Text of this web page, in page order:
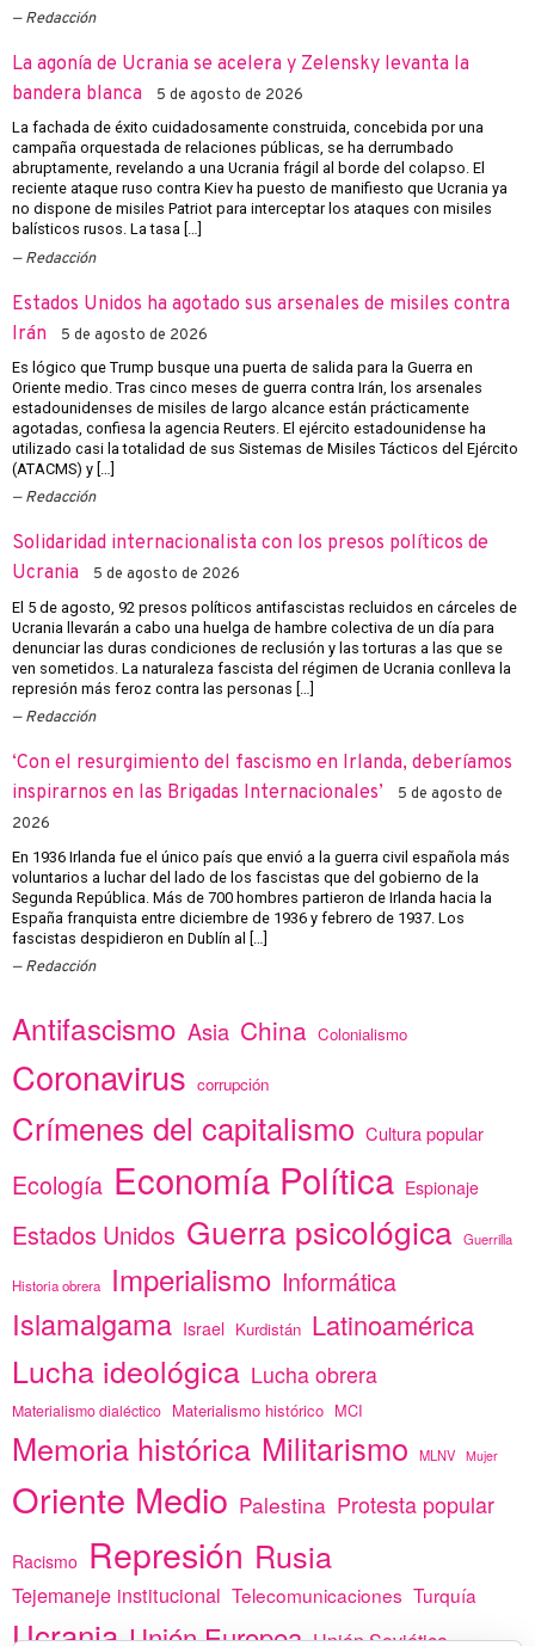
Redacción
La agonía de Ucrania se acelera y Zelensky levanta la
bandera blanca
5 de agosto de 2026
La fachada de éxito cuidadosamente construida, concebida por una
campaña orquestada de relaciones públicas, se ha derrumbado
abruptamente, revelando a una Ucrania frágil al borde del colapso. El
reciente ataque ruso contra Kiev ha puesto de manifiesto que Ucrania ya
no dispone de misiles Patriot para interceptar los ataques con misiles
balísticos rusos. La tasa […]
Redacción
Estados Unidos ha agotado sus arsenales de misiles contra
Irán
5 de agosto de 2026
Es lógico que Trump busque una puerta de salida para la Guerra en
Oriente medio. Tras cinco meses de guerra contra Irán, los arsenales
estadounidenses de misiles de largo alcance están prácticamente
agotadas, confiesa la agencia Reuters. El ejército estadounidense ha
utilizado casi la totalidad de sus Sistemas de Misiles Tácticos del Ejército
(ATACMS) y […]
Redacción
Solidaridad internacionalista con los presos políticos de
Ucrania
5 de agosto de 2026
El 5 de agosto, 92 presos políticos antifascistas recluidos en cárceles de
Ucrania llevarán a cabo una huelga de hambre colectiva de un día para
denunciar las duras condiciones de reclusión y las torturas a las que se
ven sometidos. La naturaleza fascista del régimen de Ucrania conlleva la
represión más feroz contra las personas […]
Redacción
‘Con el resurgimiento del fascismo en Irlanda, deberíamos
inspirarnos en las Brigadas Internacionales’
5 de agosto de
2026
En 1936 Irlanda fue el único país que envió a la guerra civil española más
voluntarios a luchar del lado de los fascistas que del gobierno de la
Segunda República. Más de 700 hombres partieron de Irlanda hacia la
España franquista entre diciembre de 1936 y febrero de 1937. Los
fascistas despidieron en Dublín al […]
Redacción
Antifascismo Asia China Colonialismo
Coronavirus corrupción
Crímenes del capitalismo Cultura popular
Ecología Economía Política Espionaje
Estados Unidos Guerra psicológica Guerrilla
Historia obrera Imperialismo Informática
Islamalgama Israel Kurdistán Latinoamérica
Lucha ideológica Lucha obrera
Materialismo dialéctico Materialismo histórico MCI
Memoria histórica Militarismo MLNV Mujer
Oriente Medio Palestina Protesta popular
Racismo Represión Rusia
Tejemaneje institucional Telecomunicaciones Turquía
Ucrania Unión Europea Unión Soviética